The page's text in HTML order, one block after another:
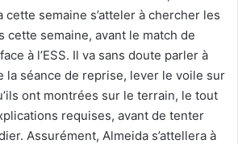
semaine s’atteler à chercher les
cette semaine, avant le match de
à l’ESS. Il va sans doute parler à
la séance de reprise, lever le voile sur
ont montrées sur le terrain, le tout
requises, avant de tenter
Assurément, Almeida s’attellera à